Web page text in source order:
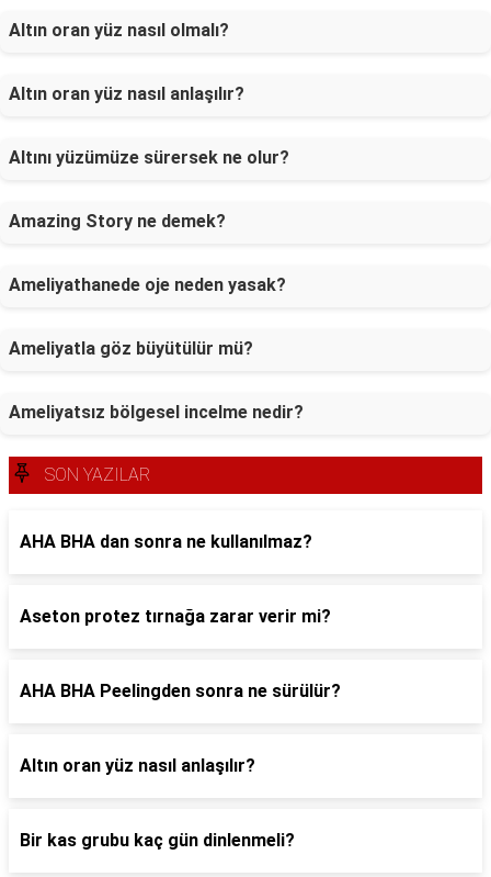
Altın oran yüz nasıl olmalı?
Altın oran yüz nasıl anlaşılır?
Altını yüzümüze sürersek ne olur?
Amazing Story ne demek?
Ameliyathanede oje neden yasak?
Ameliyatla göz büyütülür mü?
Ameliyatsız bölgesel incelme nedir?
SON YAZILAR
AHA BHA dan sonra ne kullanılmaz?
Aseton protez tırnağa zarar verir mi?
AHA BHA Peelingden sonra ne sürülür?
Altın oran yüz nasıl anlaşılır?
Bir kas grubu kaç gün dinlenmeli?